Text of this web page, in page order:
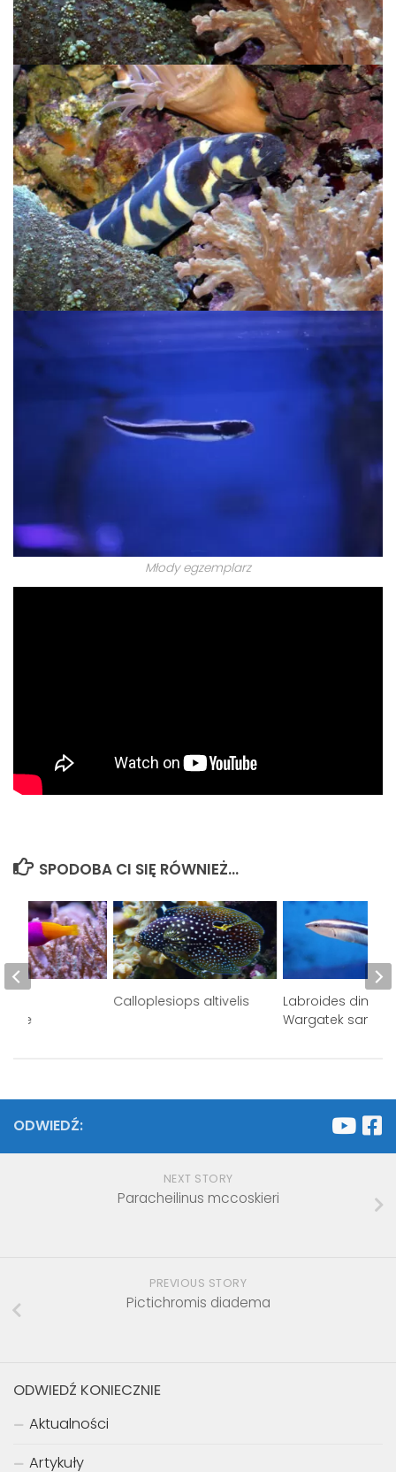
Młody egzemplarz
SPODOBA CI SIĘ RÓWNIEŻ...
Calloplesiops altivelis
Labroides
Wargatek
ODWIEDŹ:
NEXT STORY
Paracheilinus mccoskieri
PREVIOUS STORY
Pictichromis diadema
ODWIEDŹ KONIECZNIE
Aktualności
Artykuły